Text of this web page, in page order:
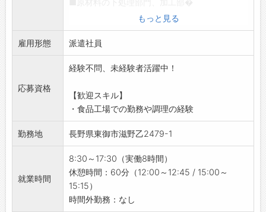
・原料の仕込み、調味作業
・大量調理の温度管理
・原料の充填、作業中の殺菌温度管理
・食品中の金属などの異物混入チェック
・工場内の清掃、衛生管理 など
・原料の計量、冷凍保管した原料の扱い、ケー
スに入った製品の扱いなど、20kg程度の重量物
の取り扱いがあります。
【研修制度】
ます。
・レシピ（手順書）もあるので、未経験の方も
安心して勤務可能です！
【おすすめポイント】
もっと見る
雇用形態 派遣社員
応募資格
経験不問、未経験者活躍中！
【歓迎スキル】
・食品工場での勤務や調理の経験
勤務地 長野県東御市滋野乙2479-1
就業時間
8:30～17:30（実働8時間）
休憩時間：60分（12:00～12:45 / 15:00～
15:15）
時間外勤務：なし